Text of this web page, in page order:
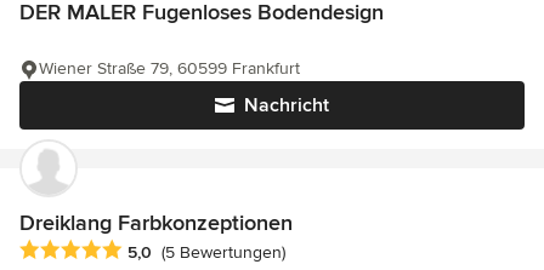
DER MALER Fugenloses Bodendesign
Nachricht
Wiener Straße 79, 60599 Frankfurt
Dreiklang Farbkonzeptionen
Durchschnittliche Bewertung: 5 von 5 Sternen
5,0 (5 Bewertungen)